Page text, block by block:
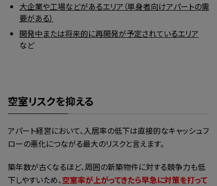
大企業や工場などがあるエリア（単身者向けアパートの需
要がある）
開発中または将来的に再開発が予定されているエリア
など
空室リスクを抑える
アパート経営において、入居率の低下は直接的なキャッシュフ
ローの悪化につながる最大のリスクと言えます。
築年数が古くなるほど、周囲の新築物件に対する競争力も低
下しやすいため、 空室率が上がってきたら早急に対策を打って